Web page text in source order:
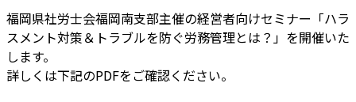
福岡県社労士会福岡南支部主催の経営者向けセミナー「ハラ
スメント対策＆トラブルを防ぐ労務管理とは？」を開催いた
します。
詳しくは下記のPDFをご確認ください。